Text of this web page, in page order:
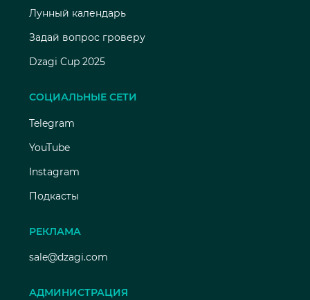
Лунный календарь
Задай вопрос гроверу
Dzagi Cup 2025
СОЦИАЛЬНЫЕ СЕТИ
Telegram
YouTube
Instagram
Подкасты
РЕКЛАМА
sale@dzagi.com
АДМИНИСТРАЦИЯ